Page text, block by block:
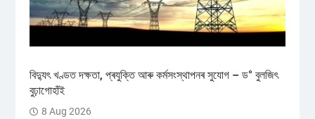
বিদ্যুৎ খণ্ডত দক্ষতা, প্ৰযুক্তি আৰু কৰ্মসংস্থাপনৰ সুযোগ – ড° বুলজিৎ
বুঢ়াগোহাঁই
8 Aug 2026